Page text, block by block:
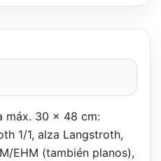
máx. 30 x 48 cm:
1/1, alza Langstroth,
EHM (también planos),